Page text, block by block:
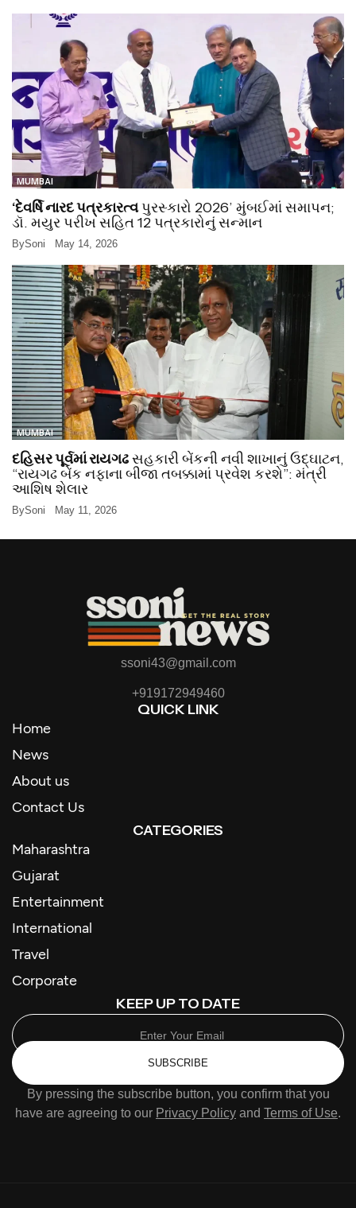
MUMBAI
‘દેવર્ષિ નારદ પત્રકારત્વપુરસ્કારો 2026’ મુંબઈમાં સમાપન;
ડૉ. મયુર પરીખ સહિત 12 પત્રકારોનું સન્માન
BySoni May 14, 2026
MUMBAI
દહિસર પૂર્વમાં રાયગઢસહકારી બેંકની નવી શાખાનું ઉદ્ઘાટન,
“રાયગઢ બેંક નફાના બીજા તબક્કામાં પ્રવેશ કરશે”: મંત્રી
આશિષ શેલાર
BySoni May 11, 2026
ssoni43@gmail.com
+919172949460
QUICK LINK
Home
News
About us
Contact Us
CATEGORIES
Maharashtra
Gujarat
Entertainment
International
Travel
Corporate
KEEP UP TO DATE
SUBSCRIBE
By pressing the subscribe button, you confirm that you
have are agreeing to our Privacy Policy and Terms of Use.